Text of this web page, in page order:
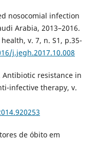
nosocomial infection
Arabia, 2013–2016.
v. 7, n. S1, p.35-
j.jegh.2017.10.008
Antibiotic resistance in
infective therapy, v.
de óbito em